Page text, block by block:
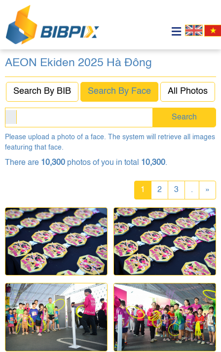
AEON Ekiden 2025 Hà Đông
Search By BIB Search By Face All Photos
Search
Please upload a photo of a face. The system will retrieve all images
featuring that face.
There are 10,300 photos of you in total 10,300.
1 2 3 . »